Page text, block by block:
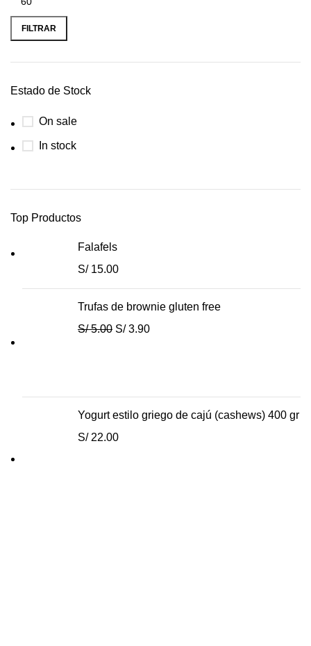
Precio
mínimo
Precio
máximo
FILTRAR
Estado de Stock
On sale
In stock
Top Productos
Falafels
S/15.00
Trufas de brownie gluten free
S/5.00 El
S/ 5.00.
S/3.90El
S/ 3.90.
Yogurt estilo griego de cajú (cashews) 400 gr
S/22.00